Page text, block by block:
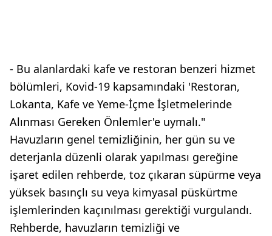
- Bu alanlardaki kafe ve restoran benzeri hizmet
bölümleri, Kovid-19 kapsamındaki 'Restoran,
Lokanta, Kafe ve Yeme-İçme İşletmelerinde
Alınması Gereken Önlemler'e uymalı."
Havuzların genel temizliğinin, her gün su ve
deterjanla düzenli olarak yapılması gereğine
işaret edilen rehberde, toz çıkaran süpürme veya
yüksek basınçlı su veya kimyasal püskürtme
işlemlerinden kaçınılması gerektiği vurgulandı.
Rehberde, havuzların temizliği ve